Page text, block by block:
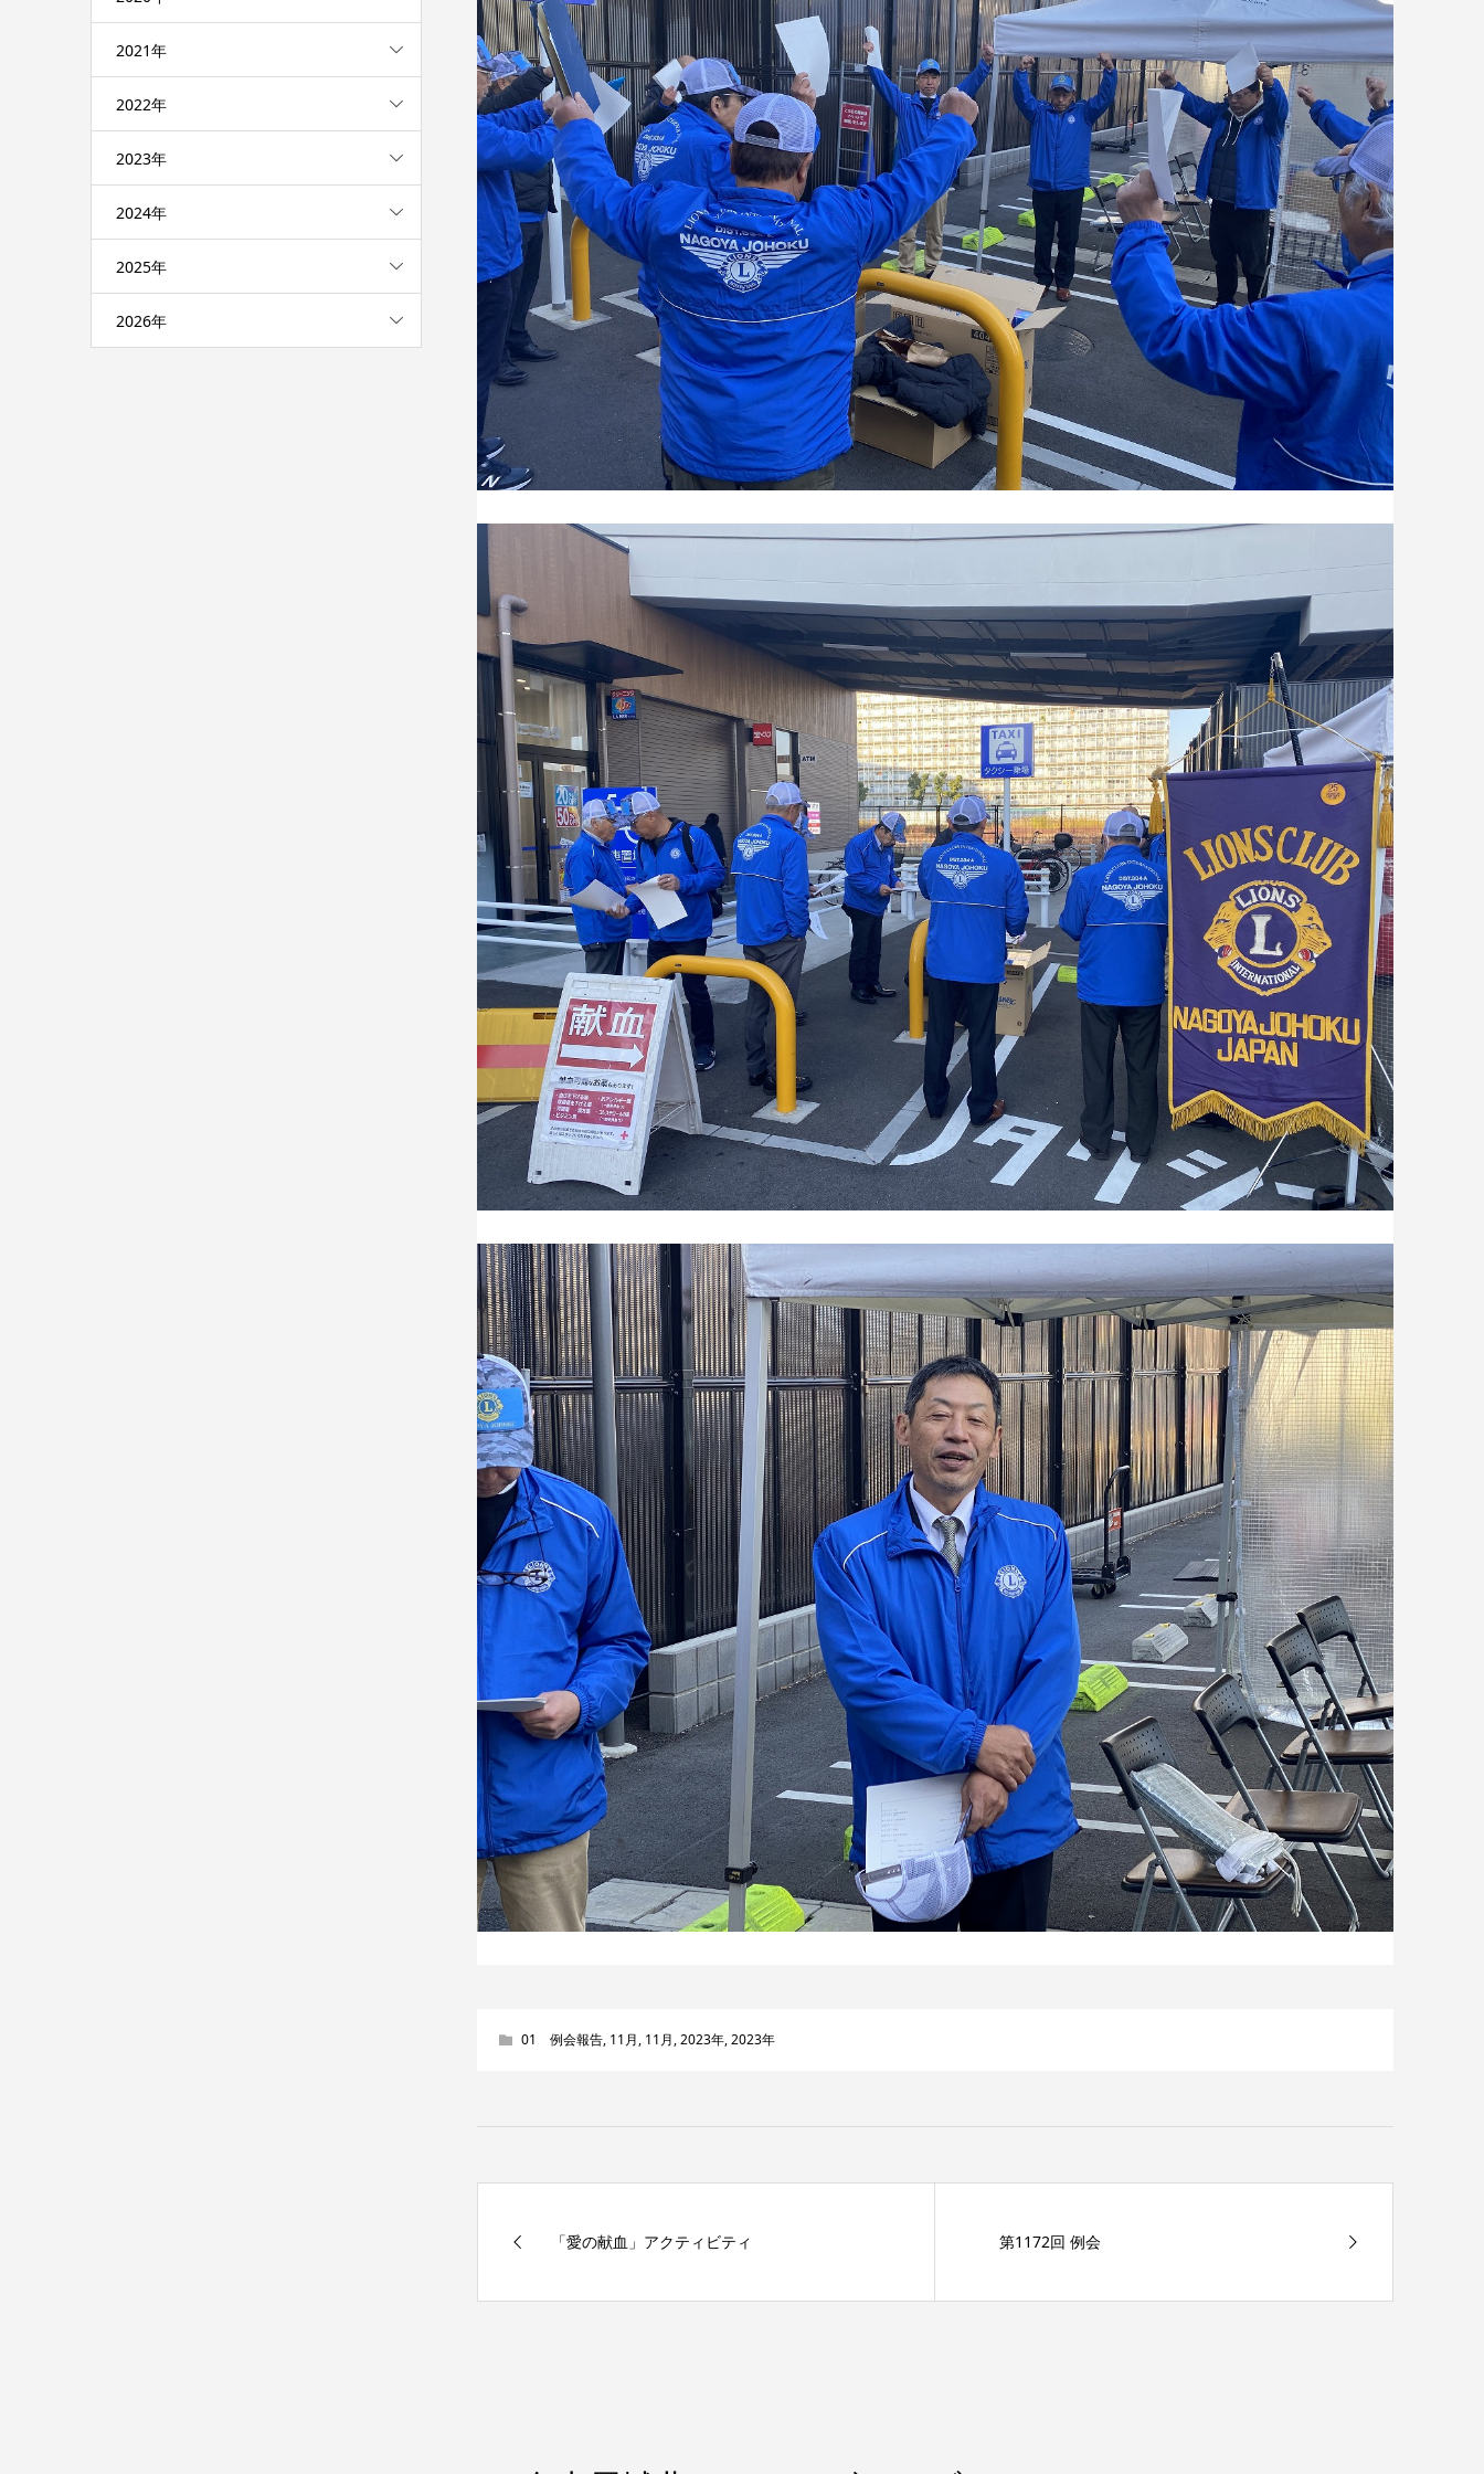
01 例会報告, 11月, 11月,2023年,2023年
「愛の献血」アクティビティ 第1172回 例会
2021年
2022年
2023年
2024年
2025年
2026年